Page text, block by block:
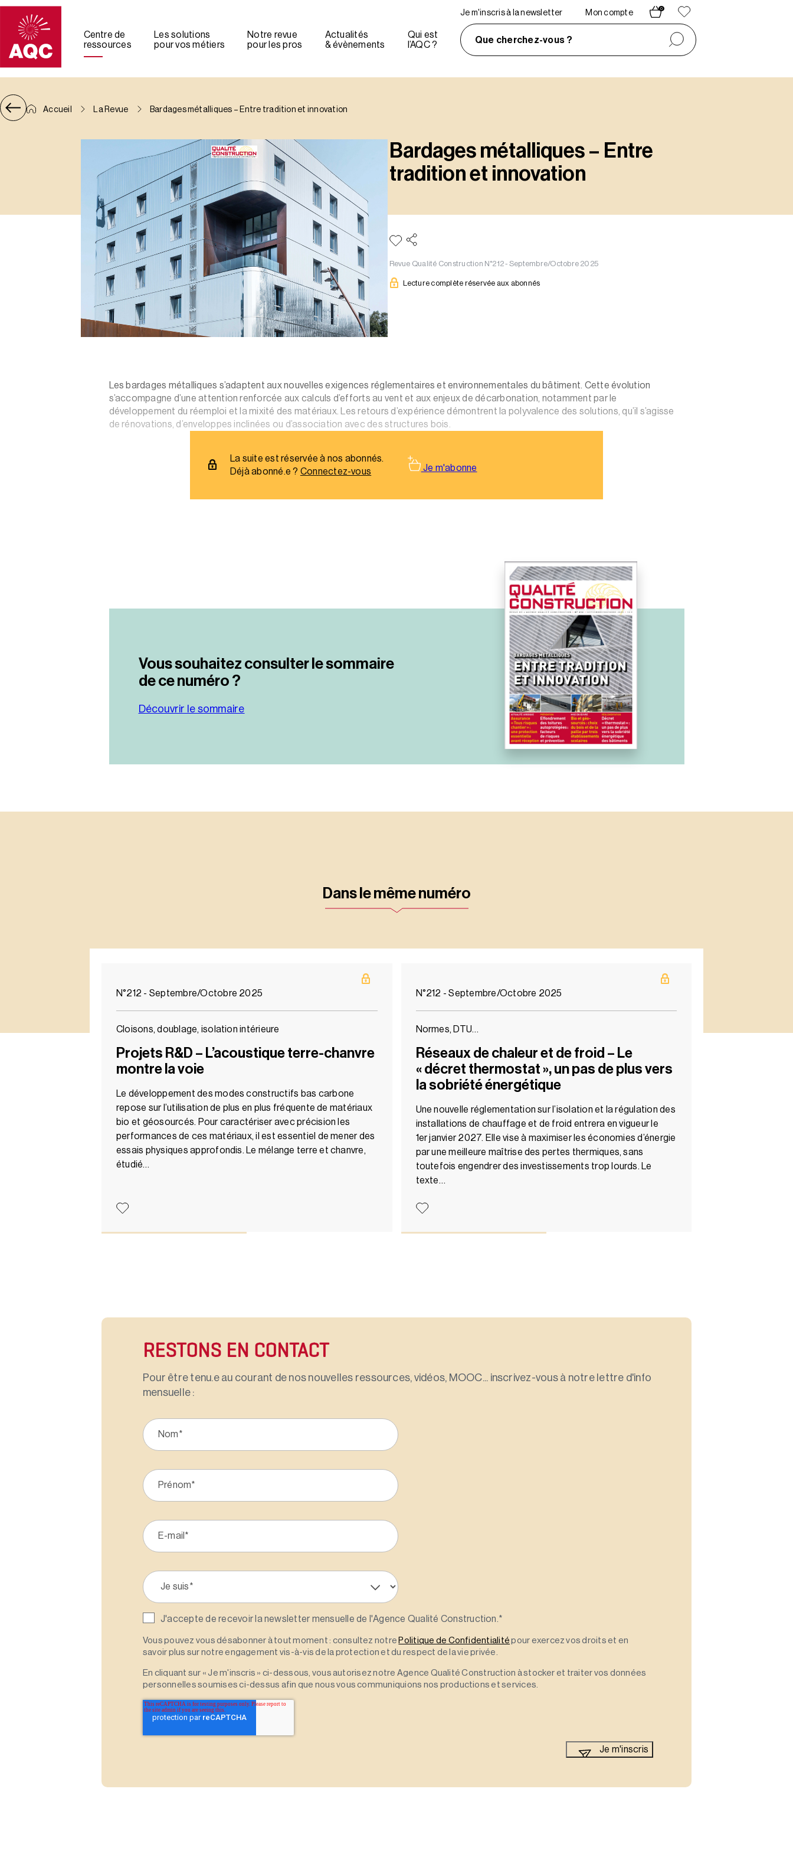
Panneau de gestion des cookies
Centre de
ressources
Les solutions
pour vos métiers
Notre revue
pour les pros
Actualités
& évènements
Qui est
l’AQC ?
Je m'inscris à la newsletter Mon compte
0
Que cherchez-vous ?
Accueil La Revue Bardages métalliques – Entre tradition et innovation
Bardages métalliques – Entre
tradition et innovation
Revue Qualité Construction N°212 - Septembre/Octobre 2025
Lecture complète réservée aux abonnés
Les bardages métalliques s’adaptent aux nouvelles exigences réglementaires et environnementales du bâtiment. Cette évolution
s’accompagne d’une attention renforcée aux calculs d’efforts au vent et aux enjeux de décarbonation, notamment par le
développement du réemploi et la mixité des matériaux. Les retours d’expérience démontrent la polyvalence des solutions, qu’il s’agisse
de rénovations, d’enveloppes inclinées ou d’association avec des structures bois.
La suite est réservée à nos abonnés.
Déjà abonné.e ? Connectez-vous Je m'abonne
Vous souhaitez consulter le sommaire
de ce numéro ?
Découvrir le sommaire
Dans le même numéro
N°212 - Septembre/Octobre 2025
Cloisons, doublage, isolation intérieure
Projets R&D – L’acoustique terre-chanvre
montre la voie
Le développement des modes constructifs bas carbone
repose sur l’utilisation de plus en plus fréquente de matériaux
bio et géosourcés. Pour caractériser avec précision les
performances de ces matériaux, il est essentiel de mener des
essais physiques approfondis. Le mélange terre et chanvre,
étudié…
N°212 - Septembre/Octobre 2025
Normes, DTU…
Réseaux de chaleur et de froid – Le
« décret thermostat », un pas de plus vers
la sobriété énergétique
Une nouvelle réglementation sur l’isolation et la régulation des
installations de chauffage et de froid entrera en vigueur le
1er janvier 2027. Elle vise à maximiser les économies d’énergie
par une meilleure maîtrise des pertes thermiques, sans
toutefois engendrer des investissements trop lourds. Le
texte…
RESTONS EN CONTACT
Pour être tenu.e au courant de nos nouvelles ressources, vidéos, MOOC... inscrivez-vous à notre lettre d'info
mensuelle :
J'accepte de recevoir la newsletter mensuelle de l'Agence Qualité Construction.*
Vous pouvez vous désabonner à tout moment : consultez notre Politique de Confidentialité pour exercez vos droits et en
savoir plus sur notre engagement vis-à-vis de la protection et du respect de la vie privée.
En cliquant sur « Je m'inscris » ci-dessous, vous autorisez notre Agence Qualité Construction à stocker et traiter vos données
personnelles soumises ci-dessus afin que nous vous communiquions nos productions et services.